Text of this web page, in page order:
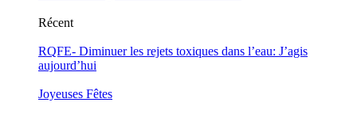
Récent
RQFE- Diminuer les rejets toxiques dans l’eau: J’agis
aujourd’hui
Joyeuses Fêtes